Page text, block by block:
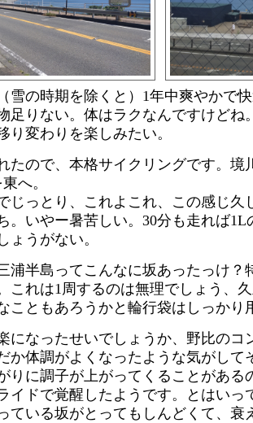
雪の時期を除くと）1年中爽やかで
足りない。体はラクなんですけどね
り変わりを楽しみたい。
たので、本格サイクリングです。境
へ。
じっとり、これよこれ、この感じ久
。いやー暑苦しい。30分も走れば1L
ょうがない。
浦半島ってこんなに坂あったっけ？
これは1周するのは無理でしょう、
こともあろうかと輪行袋はしっかり
になったせいでしょうか、野比のコ
か体調がよくなったような気がして
りに調子が上がってくることがある
イドで覚醒したようです。とはいっ
ている坂がとってもしんどくて、衰